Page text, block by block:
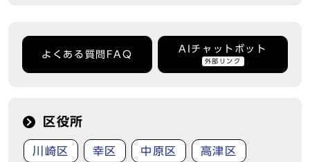
よくある質問FAQ
AIチャットボット
外部リンク
区役所
川崎区 幸区 中原区 高津区